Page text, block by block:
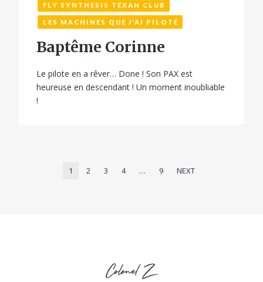
FLY SYNTHESIS TEXAN CLUB
LES MACHINES QUE J'AI PILOTÉ
Baptême Corinne
Le pilote en a rêver… Done ! Son PAX est
heureuse en descendant ! Un moment inoubliable
!
1 2 3 4 … 9 NEXT